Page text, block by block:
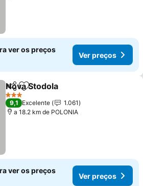
ver os preços
Ver preços
PartilharAdicionar aos favoritos
Nova Stodola
3 Estrelas
9,1 Excelente
1.061
a 18.2 km de POLONIA
ver os preços
Ver preços